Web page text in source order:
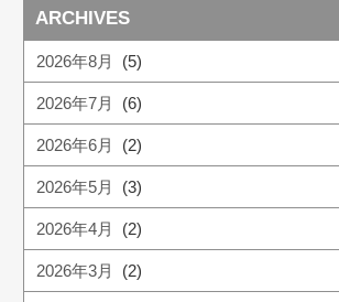
ARCHIVES
2026年8月 (5)
2026年7月 (6)
2026年6月 (2)
2026年5月 (3)
2026年4月 (2)
2026年3月 (2)